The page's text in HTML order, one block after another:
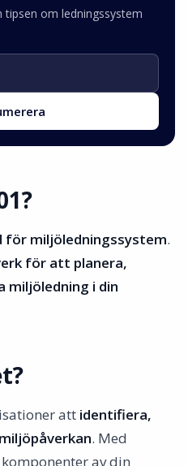
tipsen om ledningssystem
för miljöledningssystem.
för att planera,
miljöledning i din
att identifiera,
. Med
av din